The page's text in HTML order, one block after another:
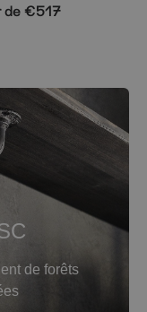
de €517
de forêts